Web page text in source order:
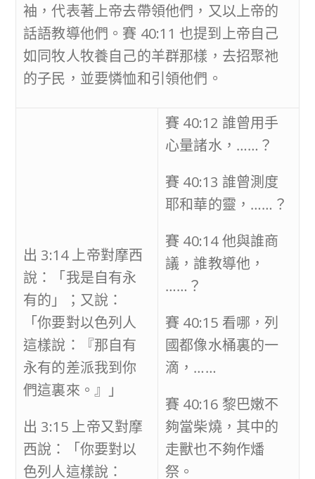
袖，代表著上帝去帶領他們，又以上帝的
話語教導他們。賽 40:11 也提到上帝自己
如同牧人牧養自己的羊群那樣，去招聚祂
的子民，並要憐恤和引領他們。
出 3:14 上帝對摩西
說：「我是自有永
有的」；又說：
「你要對以色列人
這樣說：『那自有
永有的差派我到你
們這裏來。』」
出 3:15 上帝又對摩
西說：「你要對以
色列人這樣說：
賽 40:12 誰曾用手
心量諸水，……？
賽 40:13 誰曾測度
耶和華的靈，……？
賽 40:14 他與誰商
議，誰教導他，
……？
賽 40:15 看哪，列
國都像水桶裏的一
滴，……
賽 40:16 黎巴嫩不
夠當柴燒，其中的
走獸也不夠作燔
祭。